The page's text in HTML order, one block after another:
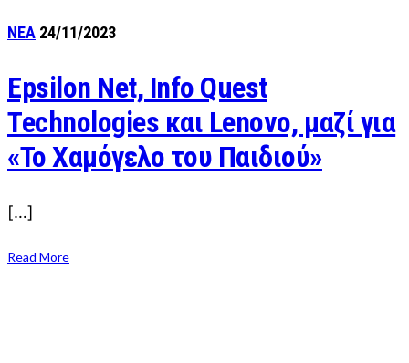
ΝΕΑ 24/11/2023
Epsilon Net, Info Quest
Technologies και Lenovo, μαζί για
«Το Χαμόγελο του Παιδιού»
[…]
Read More